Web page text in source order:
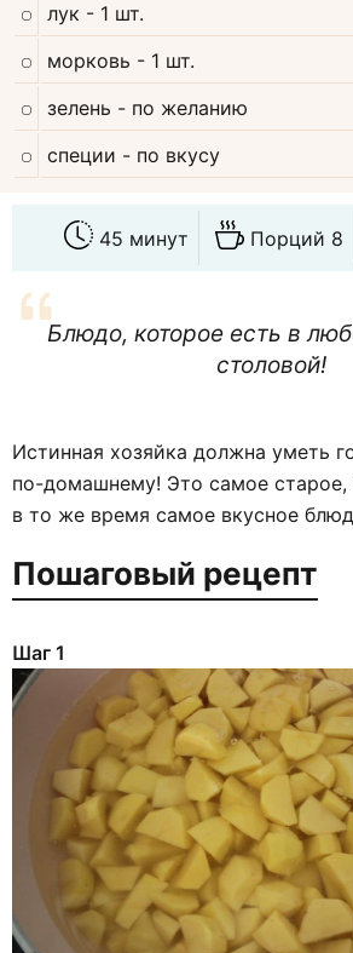
лук - 1 шт.
морковь - 1 шт.
зелень - по желанию
специи - по вкусу
45 минут Порций 8
Блюдо, которое есть в
столовой!
Истинная хозяйка должна уметь
по-домашнему! Это самое старое,
в то же время самое вкусное
Пошаговый рецепт
Шаг 1